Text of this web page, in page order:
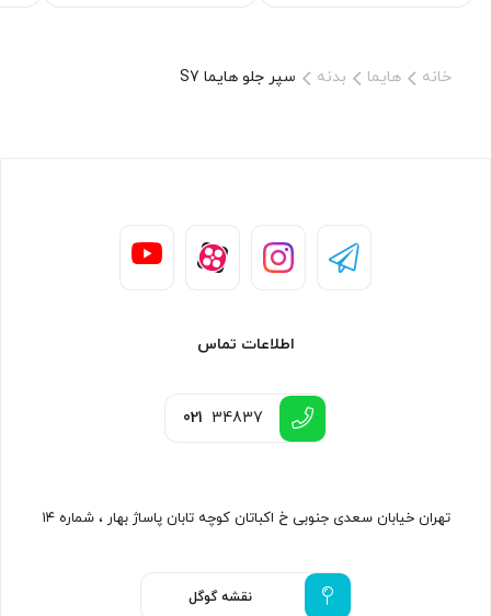
خانه هایما بدنه سپر جلو هایما S7
اطلاعات تماس
021 34837
تهران خیابان سعدی جنوبی خ اکباتان کوچه تابان پاساژ بهار ، شماره ۱۴
نقشه گوگل